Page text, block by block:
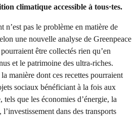
climatique accessible à tous·tes.
n’est pas le problème en matière de
une nouvelle analyse de Greenpeace
être collectés rien qu’en
et le patrimoine des ultra-riches.
manière dont ces recettes pourraient
sociaux bénéficiant à la fois aux
tels que les économies d’énergie, la
dans des transports